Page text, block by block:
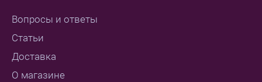
Вопросы и ответы
Статьи
Доставка
О магазине